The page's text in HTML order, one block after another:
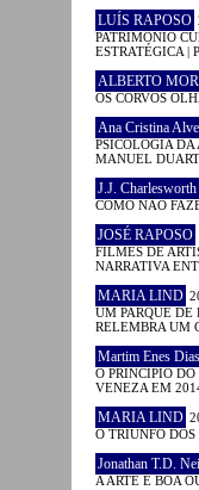
LUÍS RAPOSO
PATRIMÓNIO
ESTRATÉGICA |
ALBERTO
OS CORVOS
Ana Cristina
PSICOLOGIA DA
MANUEL
J.J. Charlesworth
COMO NÃO
JOSÉ RAPOSO
FILMES DE
NARRATIVA
MARIA LIND
UM PARQUE DE
RELEMBRA UM
Martim Enes Dias
O PRINCÍPIO
VENEZA EM
MARIA LIND
O TRIUNFO DOS
Jonathan T.D.
A ARTE É BOA